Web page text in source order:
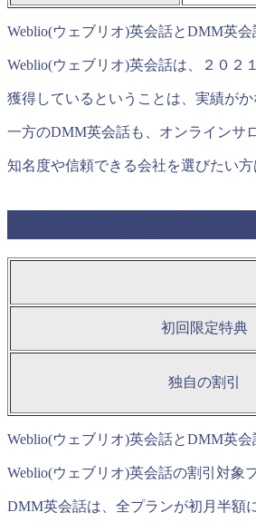
Weblio(ウェブリオ)英会話とDMM英
Weblio(ウェブリオ)英会話は、２０２
獲得しているということは、実績が
一方のDMM英会話も、オンラインサ
知名度や信頼できる会社を選びたい
初回限定特典
独自の割引
Weblio(ウェブリオ)英会話とDMM英
Weblio(ウェブリオ)英会話の割引対象
DMM英会話は、全プランが初月半額